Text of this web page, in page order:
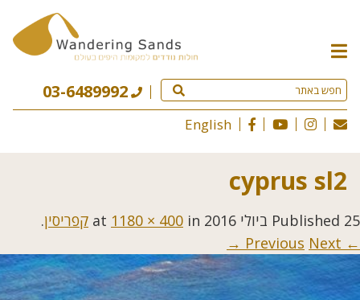
תפריט
האתר
03-6489992
English
cyprus sl2
Published 25 ביולי 2016 1180 × 400 in קפריסין.
← Previous
Next →